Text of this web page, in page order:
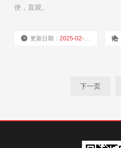
便，直观。
更新日期：2025-02-19
下一页